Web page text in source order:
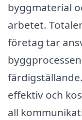
byggmaterial
arbetet.
företag tar
effektiv och
all